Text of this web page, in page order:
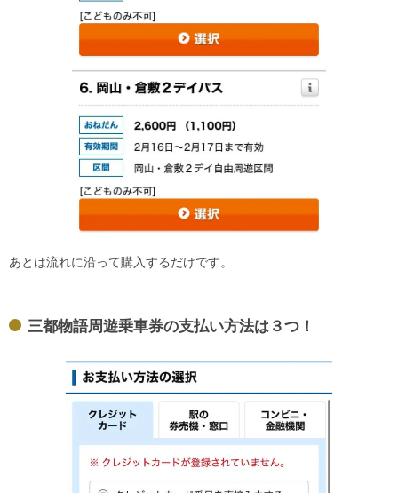
あとは流れに沿って購入するだけです。
三都物語周遊乗車券の支払い方法は３つ！